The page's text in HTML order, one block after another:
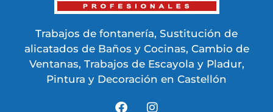
Trabajos de fontanería, Sustitución de
alicatados de Baños y Cocinas, Cambio de
Ventanas, Trabajos de Escayola y Pladur,
Pintura y Decoración en Castellón